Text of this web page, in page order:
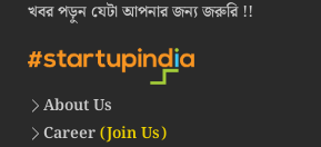
খবর পড়ুন যেটা আপনার জন্য জরুরি !!
About Us
Career(Join Us)